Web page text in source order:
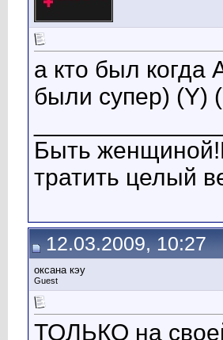
а кто был
были супер) (Y)
Быть
тратить целый
12.03.2009, 10:27
оксана кэу
Guest
ТОЛЬКО на